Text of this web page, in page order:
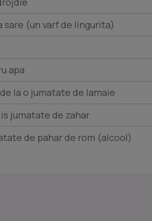
sare (un varf de lingurita)
apa
la o jumatate de lamaie
is jumatate de zahar
de pahar de rom (alcool)